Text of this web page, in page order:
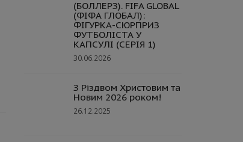
(БОЛЛЕРЗ). FIFA GLOBAL
(ФІФА ГЛОБАЛ):
ФІГУРКА-СЮРПРИЗ
ФУТБОЛІСТА У
КАПСУЛІ (СЕРІЯ 1)
30.06.2026
З Різдвом Христовим та
Новим 2026 роком!
26.12.2025